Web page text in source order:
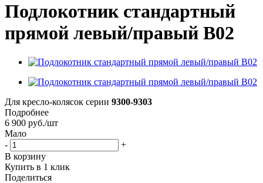
Подлокотник стандартный
прямой левый/правый B02
Для кресло-колясок серии 9300-9303
Подробнее
6 900 руб./шт
Мало
-
+
В корзину
Купить в 1 клик
Поделиться